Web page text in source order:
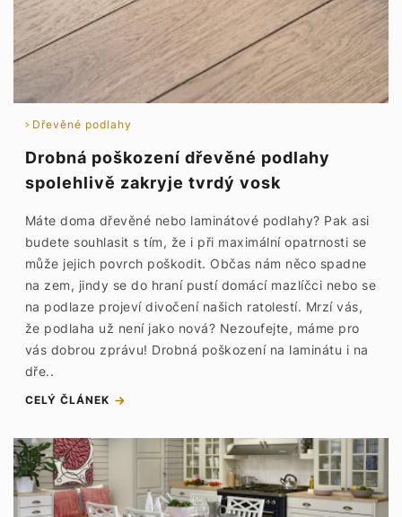
Dřevěné podlahy
Drobná poškození dřevěné podlahy
spolehlivě zakryje tvrdý vosk
Máte doma dřevěné nebo laminátové podlahy? Pak asi
budete souhlasit s tím, že i při maximální opatrnosti se
může jejich povrch poškodit. Občas nám něco spadne
na zem, jindy se do hraní pustí domácí mazlíčci nebo se
na podlaze projeví divočení našich ratolestí. Mrzí vás,
že podlaha už není jako nová? Nezoufejte, máme pro
vás dobrou zprávu! Drobná poškození na laminátu i na
dře..
CELÝ ČLÁNEK